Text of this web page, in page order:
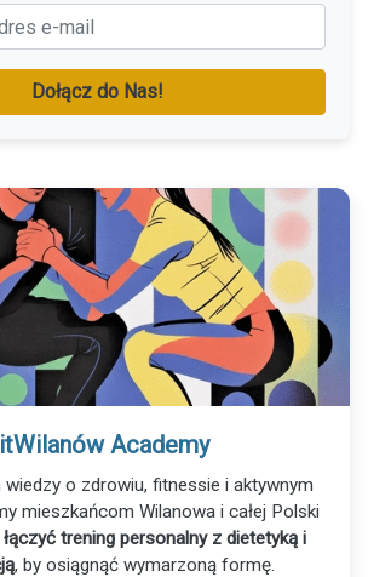
Dołącz do Nas!
Academy
o zdrowiu, fitnessie i aktywnym
mieszkańcom Wilanowa i całej Polski
trening personalny z dietetyką i
, by osiągnąć wymarzoną formę.